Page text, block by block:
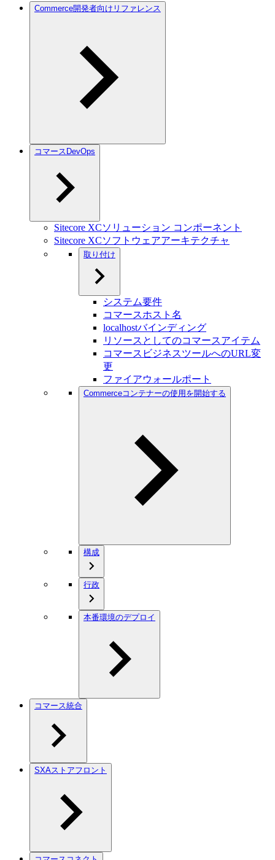
Commerce開発者向けリファレンス
コマースDevOps
Sitecore XCソリューション コンポーネント
Sitecore XCソフトウェアアーキテクチャ
取り付け
システム要件
コマースホスト名
localhostバインディング
リソースとしてのコマースアイテム
コマースビジネスツールへのURL変
更
ファイアウォールポート
Commerceコンテナーの使用を開始する
構成
行政
本番環境のデプロイ
コマース統合
SXAストアフロント